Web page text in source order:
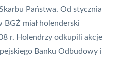
Państwa. Od stycznia
miał holenderski
r. Holendrzy odkupili akcje
Banku Odbudowy i